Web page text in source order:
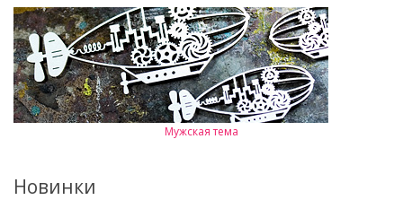
Мужская тема
Новинки